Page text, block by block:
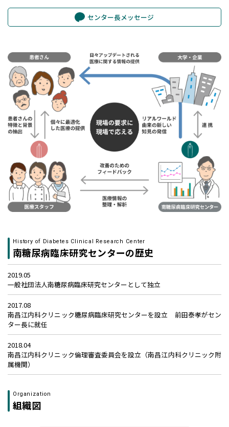
センター長メッセージ
History of Diabetes Clinical Research Center
南糖尿病臨床研究センターの歴史
2019.05
一般社団法人南糖尿病臨床研究センターとして独立
2017.08
南昌江内科クリニック糖尿病臨床研究センターを設立 前田泰孝がセン
ター長に就任
2018.04
南昌江内科クリニック倫理審査委員会を設立（南昌江内科クリニック附
属機関）
Organization
組織図